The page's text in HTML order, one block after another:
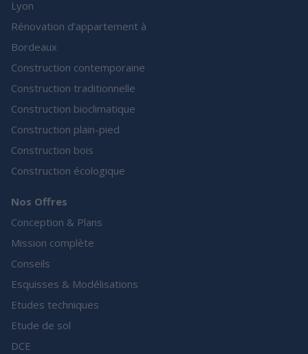
Lyon
Rénovation d’appartement à
Bordeaux
Construction contemporaine
Construction traditionnelle
Construction bioclimatique
Construction plain-pied
Construction bois
Construction écologique
Nos Offres
Conception & Plans
Mission complète
Conseils
Esquisses & Modélisations
Etudes techniques
Etude de sol
DCE